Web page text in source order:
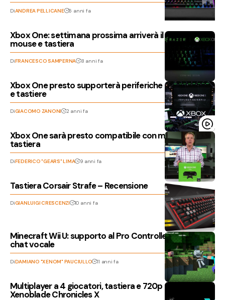
DiANDREA PELLICANE 6 anni fa
Xbox One: settimana prossima arriverà il supporto a
mouse e tastiera
DiFRANCESCO SAMPERNA 8 anni fa
Xbox One presto supporterà periferiche come mouse
e tastiere
DiGIACOMO ZANONI 2 anni fa
Xbox One sarà presto compatibile con mouse e
tastiera
DiFEDERICO "GEARS" LIMA 9 anni fa
Tastiera Corsair Strafe – Recensione
DiGIANLUIGI CRESCENZI 10 anni fa
Minecraft Wii U: supporto al Pro Controller, tastiera e
chat vocale
DiDAMIANO "XENOM" PAUCIULLO 11 anni fa
Multiplayer a 4 giocatori, tastiera e 720p per
Xenoblade Chronicles X